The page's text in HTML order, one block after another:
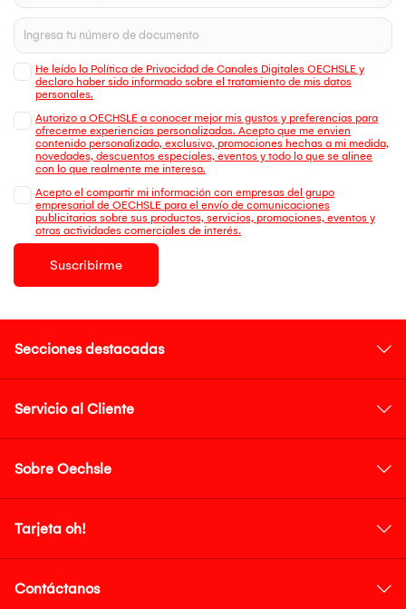
He leído la Política de Privacidad de Canales Digitales OECHSLE y
declaro haber sido informado sobre el tratamiento de mis datos
personales.
Autorizo a OECHSLE a conocer mejor mis gustos y preferencias para
ofrecerme experiencias personalizadas. Acepto que me envien
contenido personalizado, exclusivo, promociones hechas a mi medida,
novedades, descuentos especiales, eventos y todo lo que se alinee
con lo que realmente me interesa.
Acepto el compartir mi información con empresas del grupo
empresarial de OECHSLE para el envío de comunicaciones
publicitarias sobre sus productos, servicios, promociones, eventos y
otras actividades comerciales de interés.
Suscribirme
Secciones destacadas
Servicio al Cliente
Sobre Oechsle
Tarjeta oh!
Contáctanos